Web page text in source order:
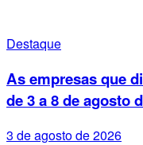
Destaque
As empresas que
de 3 a 8 de agosto
3 de agosto de 2026